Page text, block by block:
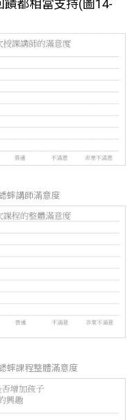
都相當支持(圖14-
蟀講師滿意度
蟀課程整體滿意度